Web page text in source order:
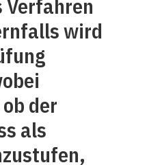
wird
der
als